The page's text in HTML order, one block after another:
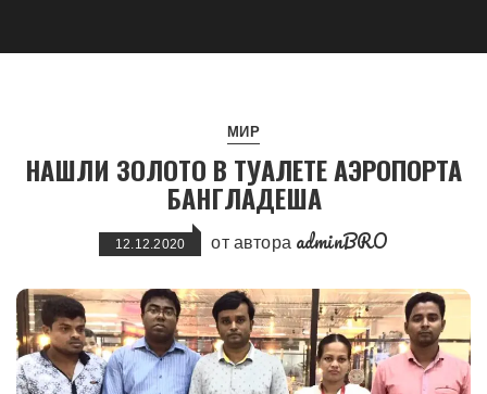
МИР
НАШЛИ ЗОЛОТО В ТУАЛЕТЕ АЭРОПОРТА
БАНГЛАДЕША
12.12.2020 от автора adminBRO